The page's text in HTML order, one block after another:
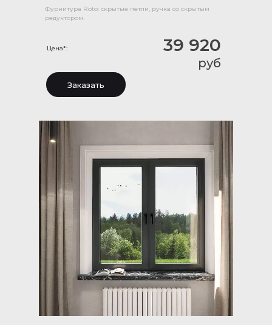
39 920
руб
Фурнитура Roto: скрытые петли, ручка со скрытым
редуктором.
Цена*:
Заказать